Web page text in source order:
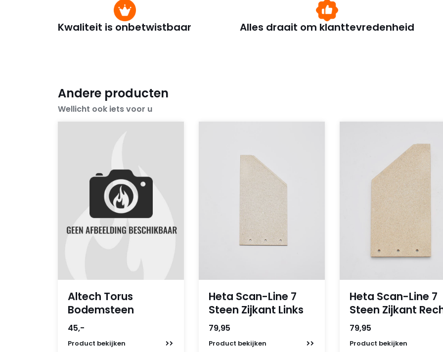
Kwaliteit is onbetwistbaar Alles draait om klanttevredenheid
Andere producten
Wellicht ook iets voor u
Altech Torus
Bodemsteen
45,-
Product bekijken
Heta Scan-Line 7
Steen Zijkant Links
79,95
Product bekijken
Heta Scan-Line 7
Steen Zijkant
79,95
Product bekijken